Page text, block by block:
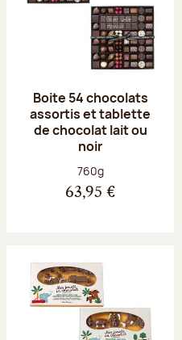
Boite 54 chocolats
assortis et tablette
de chocolat lait ou
noir
Poids net :
760g
63,95 €